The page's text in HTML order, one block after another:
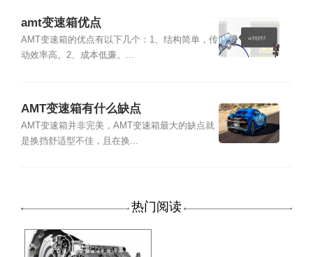
amt变速箱优点
AMT变速箱的优点有以下几个：1、结构简单，传
动效率高。2、成本低廉。...
AMT变速箱有什么缺点
AMT变速箱并非完美，AMT变速箱最大的缺点就
是换挡舒适型不佳，且在换...
热门阅读